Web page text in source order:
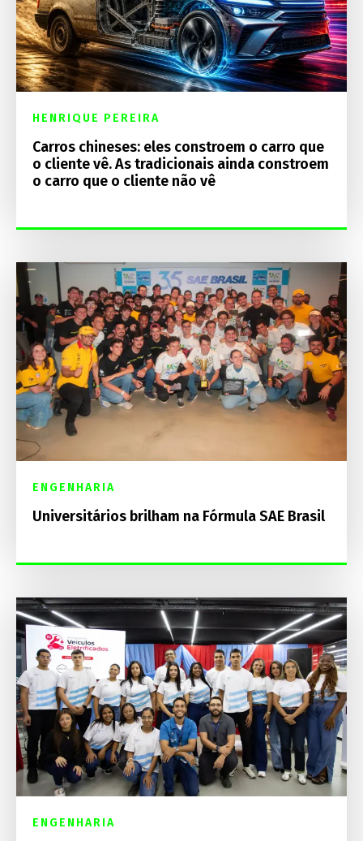
HENRIQUE PEREIRA
Carros chineses: eles constroem o carro que
o cliente vê. As tradicionais ainda constroem
o carro que o cliente não vê
ENGENHARIA
Universitários brilham na Fórmula SAE Brasil
ENGENHARIA